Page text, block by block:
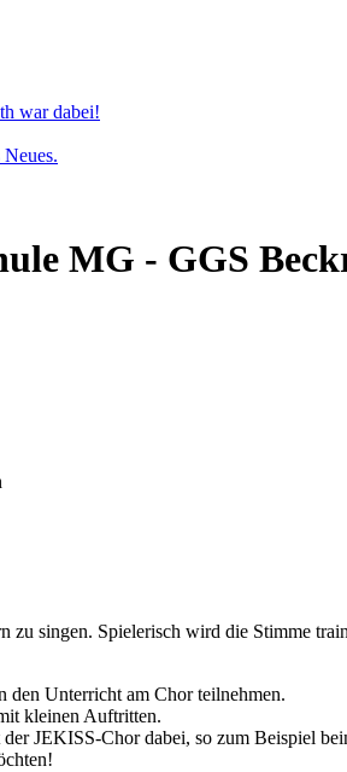
war dabei!
MG - GGS
zu singen. Spielerisch wird die Stimme
den Unterricht am Chor teilnehmen.
kleinen Auftritten.
JEKISS-Chor dabei, so zum Beispiel